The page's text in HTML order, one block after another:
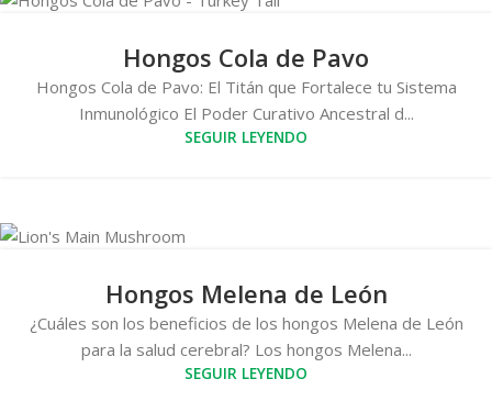
Hongos Cola de Pavo
Hongos Cola de Pavo: El Titán que Fortalece tu Sistema
Inmunológico El Poder Curativo Ancestral d...
SEGUIR LEYENDO
Hongos Melena de León
¿Cuáles son los beneficios de los hongos Melena de León
para la salud cerebral? Los hongos Melena...
SEGUIR LEYENDO